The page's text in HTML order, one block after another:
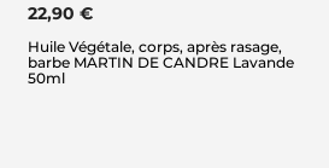
22,90 €
Huile Végétale, corps, après rasage,
barbe MARTIN DE CANDRE Lavande
50ml